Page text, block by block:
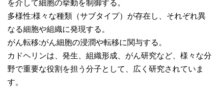
を介して細胞の挙動を制御する。
多様性:様々な種類（サブタイプ）が存在し、それぞれ異
なる細胞や組織に発現する。
がん転移:がん細胞の浸潤や転移に関与する。
カドヘリンは、発生、組織形成、がん研究など、様々な分
野で重要な役割を担う分子として、広く研究されていま
す。